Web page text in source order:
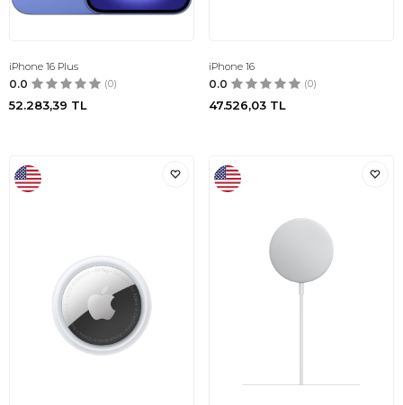
iPhone 16 Plus
0.0 (0)
52.283,39 TL
iPhone 16
0.0 (0)
47.526,03 TL